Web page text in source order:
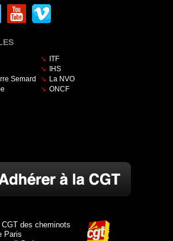
Semard
ITF
IHS
La NVO
ONCF
CGT des cheminots
Paris